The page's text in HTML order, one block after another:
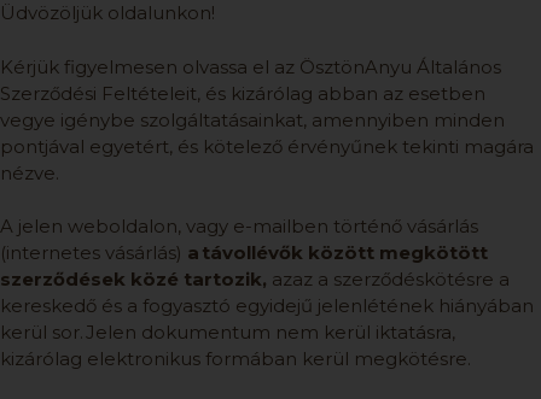
Üdvözöljük oldalunkon!
Kérjük figyelmesen olvassa el az ÖsztönAnyu Általános
Szerződési Feltételeit, és kizárólag abban az esetben
vegye igénybe szolgáltatásainkat, amennyiben minden
pontjával egyetért, és kötelező érvényűnek tekinti magára
nézve.
A jelen weboldalon, vagy e-mailben történő vásárlás
(internetes vásárlás) a távollévők között megkötött
szerződések közé tartozik, azaz a szerződéskötésre a
kereskedő és a fogyasztó egyidejű jelenlétének hiányában
kerül sor. Jelen dokumentum nem kerül iktatásra,
kizárólag elektronikus formában kerül megkötésre.